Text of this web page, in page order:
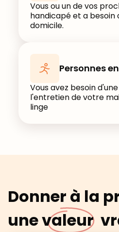
Vous ou un de vos
handicapé et a besoin
domicile.
Personnes
Vous avez besoin
l'entretien de votre
linge
Donner à la
unevaleur